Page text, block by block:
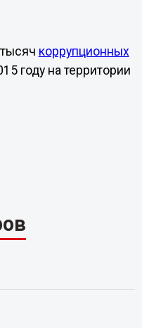
коррупционных
году на территории